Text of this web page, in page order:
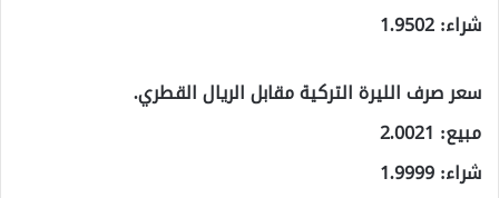
شراء: 1.9502
سعر صرف الليرة التركية مقابل الريال القطري.
مبيع: 2.0021
شراء: 1.9999